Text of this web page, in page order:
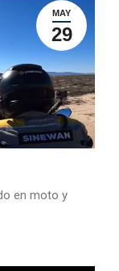
MAY
29
en moto y